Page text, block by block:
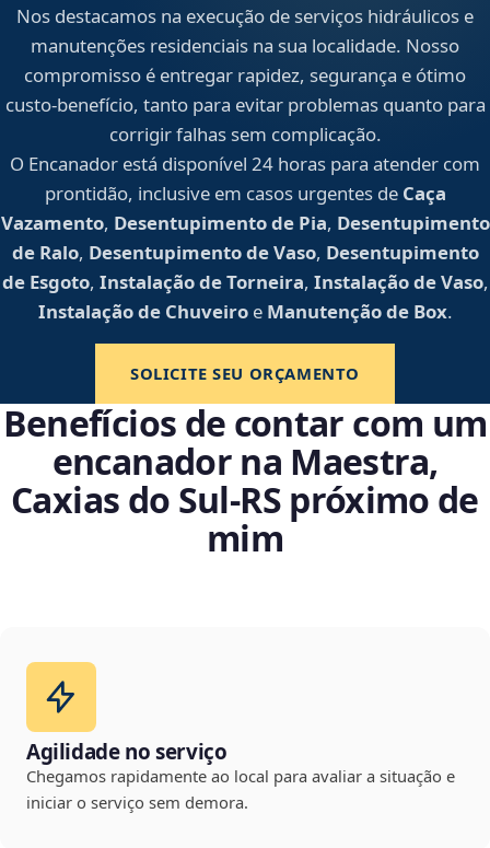
Nos destacamos na execução de serviços hidráulicos e
manutenções residenciais na sua localidade. Nosso
compromisso é entregar rapidez, segurança e ótimo
custo-benefício, tanto para evitar problemas quanto para
corrigir falhas sem complicação.
O Encanador está disponível 24 horas para atender com
prontidão, inclusive em casos urgentes de Caça
Vazamento, Desentupimento de Pia, Desentupimento
de Ralo, Desentupimento de Vaso, Desentupimento
de Esgoto, Instalação de Torneira, Instalação de Vaso,
Instalação de Chuveiroe Manutenção de Box.
SOLICITE SEU ORÇAMENTO
Benefícios de contar com um
encanador na Maestra,
Caxias do Sul‑RS próximo de
mim
Agilidade no serviço
Chegamos rapidamente ao local para avaliar a situação e
iniciar o serviço sem demora.